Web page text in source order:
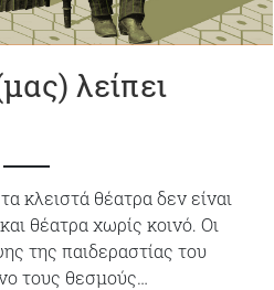
λείπει
κλειστά θέατρα δεν είναι
θέατρα χωρίς κοινό. Οι
της παιδεραστίας του
τους θεσμούς…